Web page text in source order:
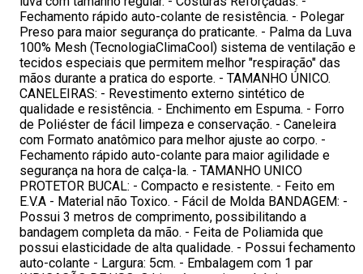
Fechamento rápido auto-colante de resistência. - Polegar
Preso para maior segurança do praticante. - Palma da Luva
100% Mesh (TecnologiaClimaCool) sistema de ventilação e
tecidos especiais que permitem melhor "respiração" das
mãos durante a pratica do esporte. - TAMANHO ÚNICO.
CANELEIRAS: - Revestimento externo sintético de
qualidade e resistência. - Enchimento em Espuma. - Forro
de Poliéster de fácil limpeza e conservação. - Caneleira
com Formato anatômico para melhor ajuste ao corpo. -
Fechamento rápido auto-colante para maior agilidade e
segurança na hora de calça-la. - TAMANHO UNICO
PROTETOR BUCAL: - Compacto e resistente. - Feito em
E.V.A - Material não Toxico. - Fácil de Molda BANDAGEM: -
Possui 3 metros de comprimento, possibilitando a
bandagem completa da mão. - Feita de Poliamida que
possui elasticidade de alta qualidade. - Possui fechamento
auto-colante - Largura: 5cm. - Embalagem com 1 par